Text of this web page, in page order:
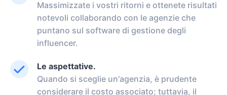
Massimizzate i vostri ritorni e ottenete risultati
notevoli collaborando con le agenzie che
puntano sul software di gestione degli
influencer.
Le aspettative.
Quando si sceglie un'agenzia, è prudente
considerare il costo associato; tuttavia, il